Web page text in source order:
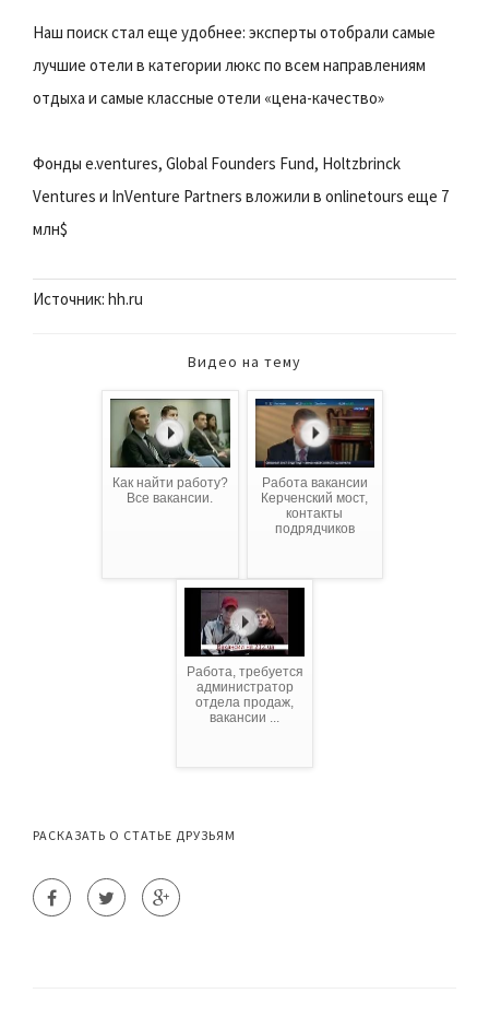
Наш поиск стал еще удобнее: эксперты отобрали самые
лучшие отели в категории люкс по всем направлениям
отдыха и самые классные отели «цена-качество»
Фонды e.ventures, Global Founders Fund, Holtzbrinck
Ventures и InVenture Partners вложили в onlinetours еще 7
млн$
Источник: hh.ru
Видео на тему
Как найти работу?
Все вакансии.
Работа вакансии
Керченский мост,
контакты
подрядчиков
Работа, требуется
администратор
отдела продаж,
вакансии ...
РАСКАЗАТЬ О СТАТЬЕ ДРУЗЬЯМ